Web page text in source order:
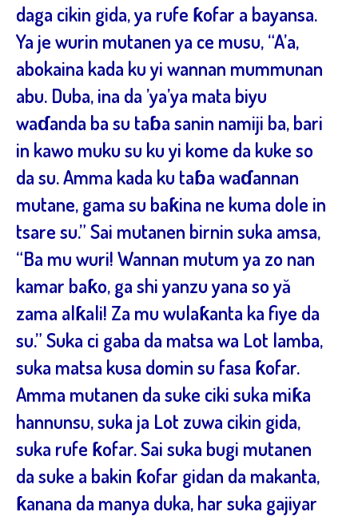
daga cikin gida, ya rufe ƙofar a bayansa.
Ya je wurin mutanen ya ce musu, “A’a,
abokaina kada ku yi wannan mummunan
abu. Duba, ina da ’ya’ya mata biyu
waɗanda ba su taɓa sanin namiji ba, bari
in kawo muku su ku yi kome da kuke so
da su. Amma kada ku taɓa waɗannan
mutane, gama su baƙina ne kuma dole in
tsare su.” Sai mutanen birnin suka amsa,
“Ba mu wuri! Wannan mutum ya zo nan
kamar baƙo, ga shi yanzu yana so yă
zama alƙali! Za mu wulaƙanta ka fiye da
su.” Suka ci gaba da matsa wa Lot lamba,
suka matsa kusa domin su fasa ƙofar.
Amma mutanen da suke ciki suka miƙa
hannunsu, suka ja Lot zuwa cikin gida,
suka rufe ƙofar. Sai suka bugi mutanen
da suke a bakin ƙofar gidan da makanta,
ƙanana da manya duka, har suka gajiyar